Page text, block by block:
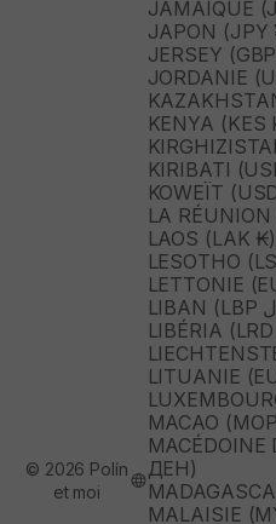
JAMAÏQUE
JAPON (JPY
JERSEY
JORDANIE
KENYA (KES
KIRIBATI
KOWEÏT
LA
LAOS (LAK ₭)
LESOTHO
LETTONIE
LIBÉRIA
LITUANIE
MACAO
MACÉDOINE
ДЕН)
MALAISIE
© 2026 Polín
et moi